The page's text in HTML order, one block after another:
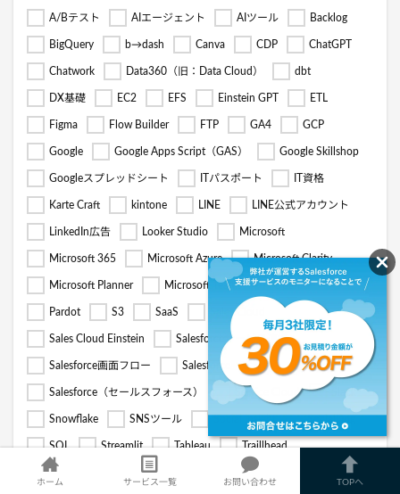
A/Bテスト AIエージェント AIツール Backlog
BigQuery b→dash Canva CDP ChatGPT
Chatwork Data360（旧：Data Cloud） dbt
DX基礎 EC2 EFS Einstein GPT ETL
Figma Flow Builder FTP GA4 GCP
Google Google Apps Script（GAS） Google Skillshop
Googleスプレッドシート ITパスポート IT資格
Karte Craft kintone LINE LINE公式アカウント
LinkedIn広告 Looker Studio Microsoft
Microsoft 365 Microsoft Azure Microsoft Clarity
Microsoft Planner Microsoft Teams OpenAI
Pardot S3 SaaS Sales Cloud
Sales Cloud Einstein Salesforceサービス連携
Salesforce画面フロー Salesforce認定資格
Salesforce（セールスフォース） Service Cloud Slack
Snowflake SNSツール Social Insight SocialDog
SQL Streamlit Tableau Traillhead
Transfer Family Treasure Data TROCCO
ホーム サービス一覧 お問い合わせ TOPへ